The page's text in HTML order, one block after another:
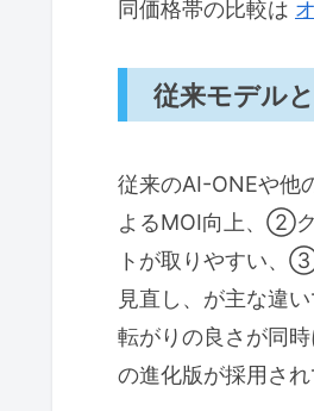
サイズ・
よくある質問
短いまと
著者プ
T.T.
同価格帯の比較は
従来モデル
従来のAI-ONEや他
よるMOI向上、②ク
トが取りやすい、
見直し、が主な違
転がりの良さが同
の進化版が採用さ